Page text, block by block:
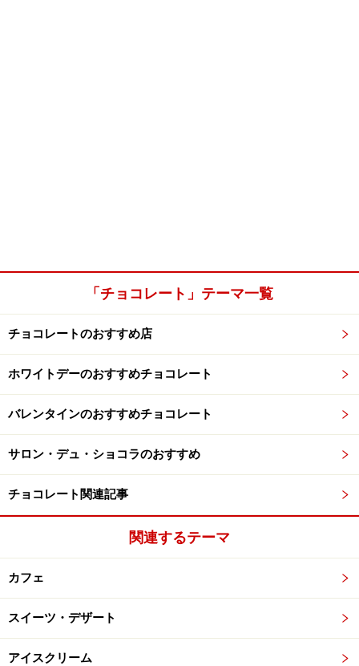
「チョコレート」テーマ一覧
チョコレートのおすすめ店
ホワイトデーのおすすめチョコレート
バレンタインのおすすめチョコレート
サロン・デュ・ショコラのおすすめ
チョコレート関連記事
関連するテーマ
カフェ
スイーツ・デザート
アイスクリーム